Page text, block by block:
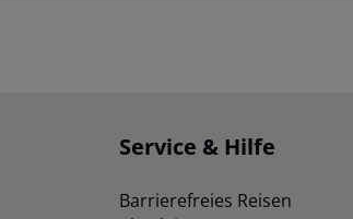
Service & Hilfe
Barrierefreies Reisen